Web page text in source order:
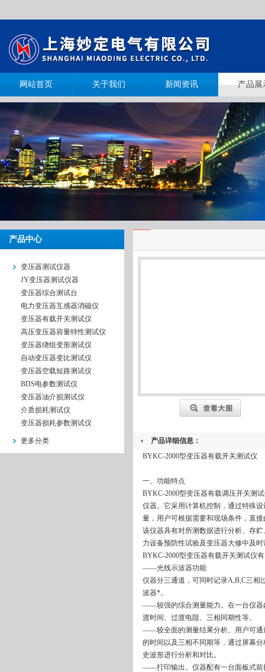
网站首页 关于我们 新闻资讯 产品展
产品中心
变压器测试仪器
JY变压器测试仪器
变压器综合测试台
电力变压器互感器消磁仪
变压器有载开关测试仪
高压变压器容量特性测试仪
变压器绕组变形测试仪
自动变压器变比测试仪
变压器空载短路测试仪
BDS电参数测试仪
变压器油介损测试仪
介质损耗测试仪
变压器损耗参数测试仪
更多分类
产品详细信息：
BYKC-2000型变压器有载开关测试仪
一、功能特点
BYKC-2000型变压器有载调压开关测
仪器。它采用计算机控制，通过特殊
量，用户可根据需要和现场条件，直
该仪器具有对所测数据进行分析、存
力设备预防性试验及变压器大修中及
BYKC-2000型变压器有载开关测试仪
——光线示波器功能
仪器分三通道，可同时记录A,B,C三相
波器*。
——较强的综合测量能力。在一台仪器
渡时间、过渡电阻、三相同期性等。
——较全面的测量结果分析。用户可通
的时间以及三相不同期等，通过屏幕
史波形进行分析和对比。
——打印输出。仪器配有一台面板式前